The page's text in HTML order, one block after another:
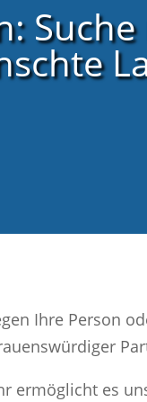
Ihre Person
ermöglicht es